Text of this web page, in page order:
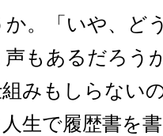
。「いや、ど
もあるだろう
みもしらない
生で履歴書を